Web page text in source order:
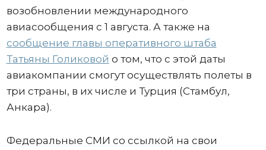
возобновлении международного
авиасообщения с 1 августа. А также на
сообщение главы оперативного штаба
Татьяны Голиковой о том, что с этой даты
авиакомпании смогут осуществлять полеты в
три страны, в их числе и Турция (Стамбул,
Анкара).
Федеральные СМИ со ссылкой на свои